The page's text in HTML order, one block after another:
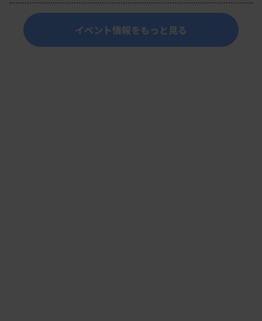
イベント情報をもっと見る